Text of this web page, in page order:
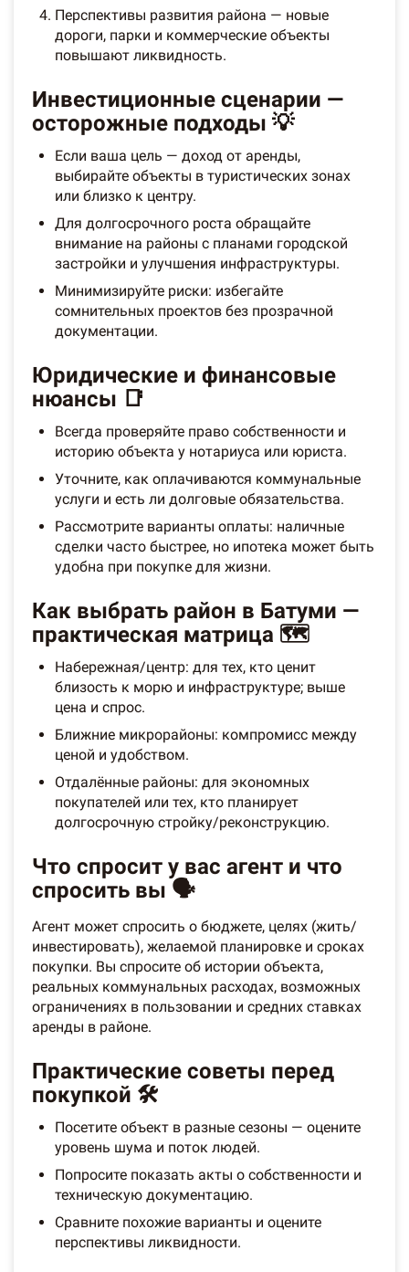
Перспективы развития района — новые
дороги, парки и коммерческие объекты
повышают ликвидность.
Инвестиционные сценарии —
осторожные подходы 💡
Если ваша цель — доход от аренды,
выбирайте объекты в туристических зонах
или близко к центру.
Для долгосрочного роста обращайте
внимание на районы с планами городской
застройки и улучшения инфраструктуры.
Минимизируйте риски: избегайте
сомнительных проектов без прозрачной
документации.
Юридические и финансовые
нюансы 📑
Всегда проверяйте право собственности и
историю объекта у нотариуса или юриста.
Уточните, как оплачиваются коммунальные
услуги и есть ли долговые обязательства.
Рассмотрите варианты оплаты: наличные
сделки часто быстрее, но ипотека может быть
удобна при покупке для жизни.
Как выбрать район в Батуми —
практическая матрица 🗺️
Набережная/центр: для тех, кто ценит
близость к морю и инфраструктуре; выше
цена и спрос.
Ближние микрорайоны: компромисс между
ценой и удобством.
Отдалённые районы: для экономных
покупателей или тех, кто планирует
долгосрочную стройку/реконструкцию.
Что спросит у вас агент и что
спросить вы 🗣️
Агент может спросить о бюджете, целях (жить/
инвестировать), желаемой планировке и сроках
покупки. Вы спросите об истории объекта,
реальных коммунальных расходах, возможных
ограничениях в пользовании и средних ставках
аренды в районе.
Практические советы перед
покупкой 🛠️
Посетите объект в разные сезоны — оцените
уровень шума и поток людей.
Попросите показать акты о собственности и
техническую документацию.
Сравните похожие варианты и оцените
перспективы ликвидности.